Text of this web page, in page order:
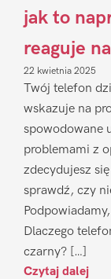
jak to
reaguje
22 kwietnia 2025
Twój telefon
wskazuje na
spowodowane
problemami z
zdecydujesz
sprawdź, czy
Dlaczego
czarny? […]
Czytaj dalej